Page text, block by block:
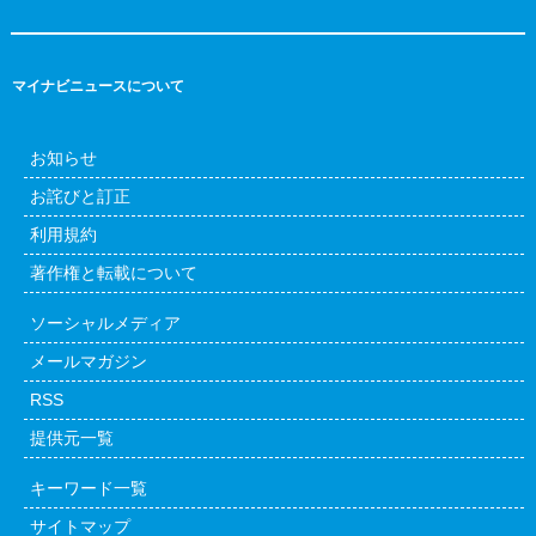
マイナビニュースについて
お知らせ
お詫びと訂正
利用規約
著作権と転載について
ソーシャルメディア
メールマガジン
RSS
提供元一覧
キーワード一覧
サイトマップ